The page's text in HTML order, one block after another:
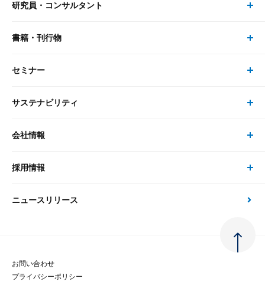
リサーチ
大和総研の強み
先端テクノロジーに基づく新たな価値の創出
レポート・コラム トップ
最新のレポート・コラム
政策分析
金融経済教育等
研究員・コンサルタント
研究員・コンサルタント トップ
研究員
書籍・刊行物
書籍・刊行物 トップ
書籍
セミナー
セミナー トップ
現在受付中のセミナー・イベント
サステナビリティ
サステナビリティの取り組み
次世代社会への貢献
会社情報
会社情報 トップ
会社概要・役員一覧
採用情報
採用情報 トップ
経験者採用
ニュースリリース
お問い合わせ
プライバシーポリシー